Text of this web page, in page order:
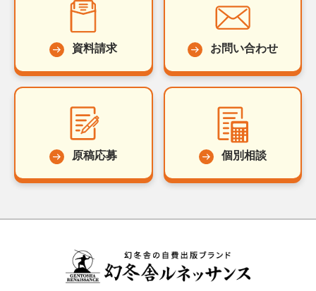
資料請求 お問い合わせ
原稿応募 個別相談